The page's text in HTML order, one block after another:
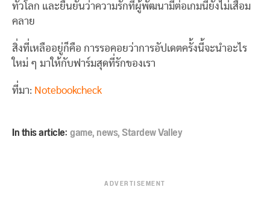
ทั่วโลก และยืนยันว่าความรักที่ผู้พัฒนามีต่อเกมนี้ยังไม่เสื่อม
คลาย
สิ่งที่เหลืออยู่ก็คือ การรอคอยว่าการอัปเดตครั้งนี้จะนำอะไร
ใหม่ ๆ มาให้กับฟาร์มสุดที่รักของเรา
ที่มา: Notebookcheck
In this article:game,news,Stardew Valley
ADVERTISEMENT